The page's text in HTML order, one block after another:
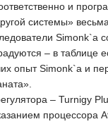
и
системы»
Simonk`а
– в
опыт Simonk`а и
– Turnigy
процессора